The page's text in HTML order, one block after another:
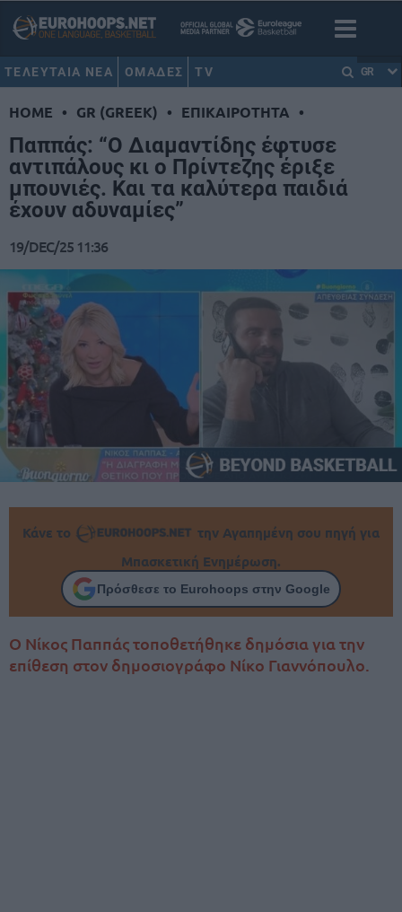
ΤΕΛΕΥΤΑΙΑ ΝΕΑ ΟΜΑΔΕΣ TV GR
HOME • GR (GREEK) • ΕΠΙΚΑΙΡΟΤΗΤΑ •
Παππάς: “Ο Διαμαντίδης έφτυσε
αντιπάλους κι ο Πρίντεζης έριξε
μπουνιές. Και τα καλύτερα παιδιά
έχουν αδυναμίες”
19/DEC/25 11:36
Κάνε το
την Αγαπημένη σου πηγή για
Μπασκετική Ενημέρωση.
Πρόσθεσε το Eurohoops στην Google
Ο Νίκος Παππάς τοποθετήθηκε δημόσια για την
επίθεση στον δημοσιογράφο Νίκο Γιαννόπουλο.